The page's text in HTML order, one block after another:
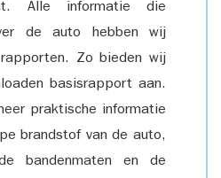
Alle informatie die
de auto hebben wij
Zo bieden wij
basisrapport aan.
praktische informatie
brandstof van de auto,
bandenmaten en de